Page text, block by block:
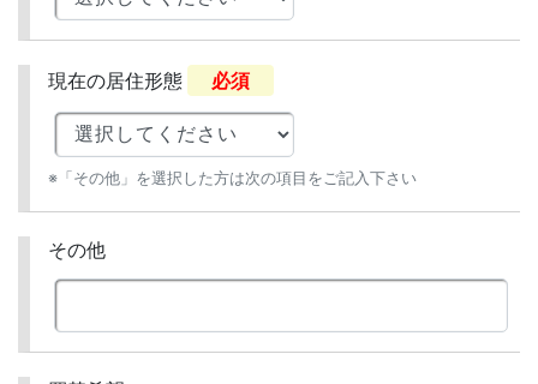
現在の居住形態 必須
※「その他」を選択した方は次の項目をご記入下さい
その他